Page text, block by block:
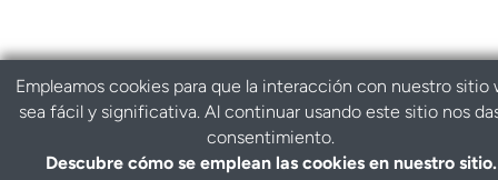
Empleamos cookies para que la interacción con nuestro sitio
sea fácil y significativa. Al continuar usando este sitio nos
consentimiento.
Descubre cómo se emplean las cookies en nuestro sitio.